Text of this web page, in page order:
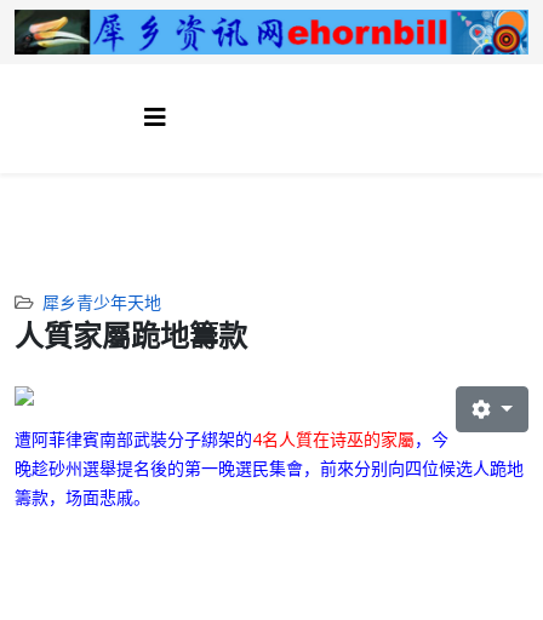
犀乡青少年天地
人質家屬跪地籌款
遭阿菲律賓南部武裝分子綁架的4名人質在诗巫的家屬，今
晚趁砂州選舉提名後的第一晚選民集會，前來分别向四位候选人跪地
籌款，场面悲戚。